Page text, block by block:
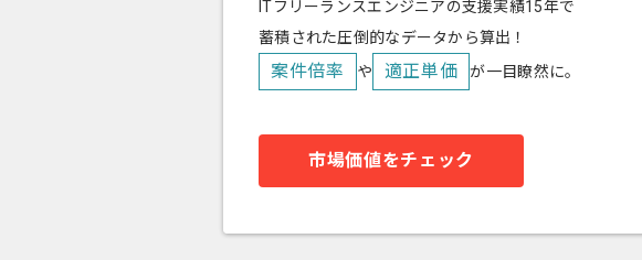
ITフリーランスエンジニアの支援実績15年で
蓄積された圧倒的なデータから算出！
案件倍率 や 適正単価 が一目瞭然に。
市場価値をチェック